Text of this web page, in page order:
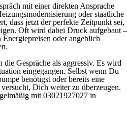
mit einer direkten Ansprache
oder staatliche
dass jetzt der perfekte Zeitpunkt sei,
Oft wird dabei Druck aufgebaut –
oder angeblich
Gespräche als aggressiv. Es wird
eingegangen. Selbst wenn Du
benötigst oder bereits eine
Dich weiter zu überzeugen.
mit 03021927027 in